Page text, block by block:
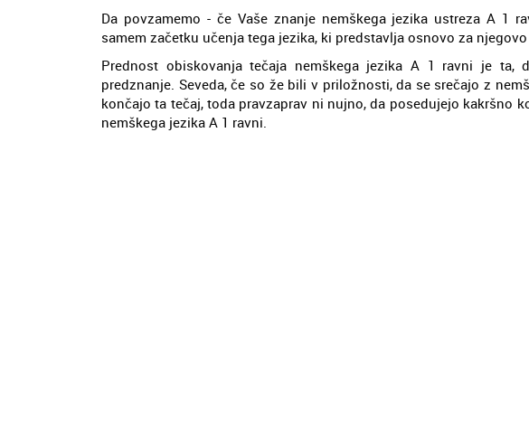
Da povzamemo - če Vaše znanje nemškega jezika ustreza A 1
samem začetku učenja tega jezika, ki predstavlja osnovo za
Prednost obiskovanja tečaja nemškega jezika A 1 ravni je ta,
predznanje. Seveda, če so že bili v priložnosti, da se srečajo z
končajo ta tečaj, toda pravzaprav ni nujno, da posedujejo kakršno
nemškega jezika A 1 ravni.